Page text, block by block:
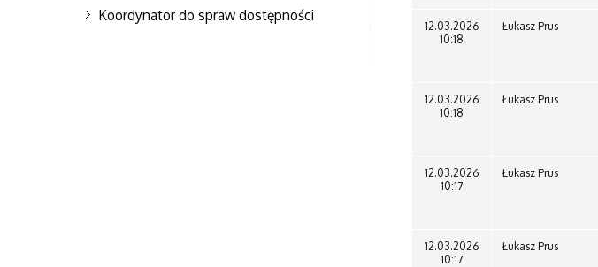
Koordynator do spraw dostępności
12.03.2026
10:18
Łukasz Prus
12.03.2026
10:18
Łukasz Prus
12.03.2026
10:17
Łukasz Prus
12.03.2026
10:17
Łukasz Prus